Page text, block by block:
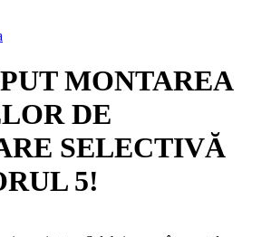
MONTAREA
DE
SELECTIVĂ
5!